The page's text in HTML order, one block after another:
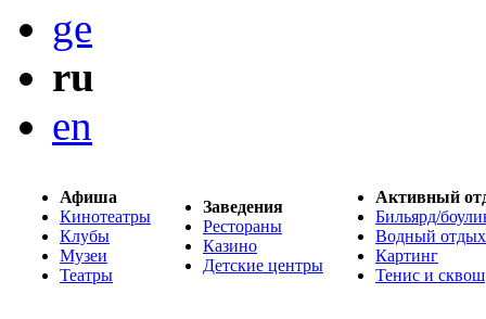
ge
ru
en
Афиша
Кинотеатры
Клубы
Музеи
Театры
Заведения
Рестораны
Казино
Детские центры
Активный
Бильярд/
Водный отдых
Картинг
Тенис и сквош